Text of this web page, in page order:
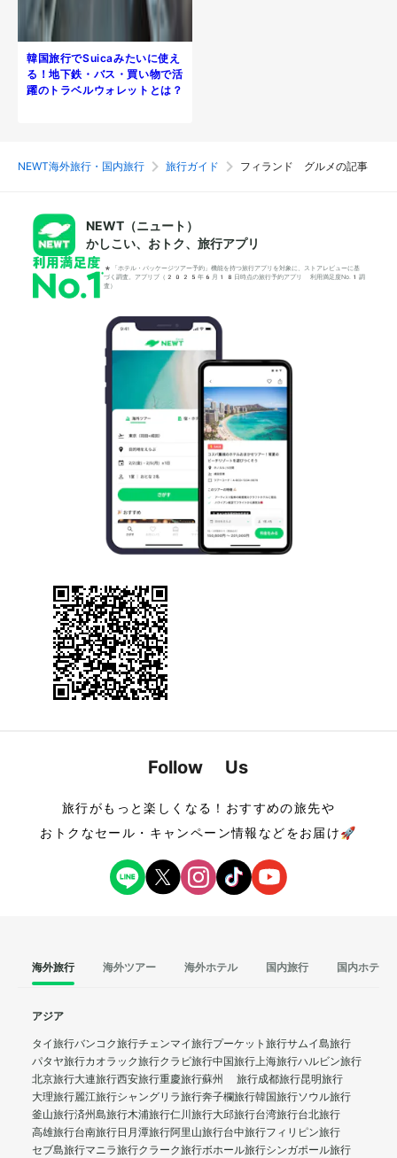
韓国旅行でSuicaみたいに使え
る！地下鉄・バス・買い物で活
躍のトラベルウォレットとは？
NEWT海外旅行・国内旅行 旅行ガイド フィランド グルメの記事
NEWT（ニュート）
かしこい、おトク、旅行アプリ
*「ホテル・パッケージツアー予約」機能を持つ旅行アプリを対象に、ストアレビューに基
づく調査。アプリブ（2025年6月18日時点の旅行予約アプリ 利用満足度No.1調
査）
Follow Us
旅行がもっと楽しくなる！おすすめの旅先や
おトクなセール・キャンペーン情報などをお届け🚀
海外旅行 海外ツアー 海外ホテル 国内旅行 国内ホテル
アジア
タイ旅行バンコク旅行チェンマイ旅行プーケット旅行サムイ島旅行
パタヤ旅行カオラック旅行クラビ旅行中国旅行上海旅行ハルビン旅行
北京旅行大連旅行西安旅行重慶旅行蘇州 旅行成都旅行昆明旅行
大理旅行麗江旅行シャングリラ旅行奔子欄旅行韓国旅行ソウル旅行
釜山旅行済州島旅行木浦旅行仁川旅行大邱旅行台湾旅行台北旅行
高雄旅行台南旅行日月潭旅行阿里山旅行台中旅行フィリピン旅行
セブ島旅行マニラ旅行クラーク旅行ボホール旅行シンガポール旅行